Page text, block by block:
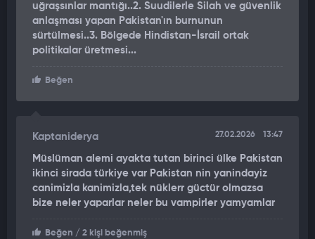
Sözcü Mücahid, iki ülke sınırı olarak kabul edilen Durand Hattı
boyunca Pakistan'a ait askeri tesislere yönelik kapsamlı
operasyonların başlatıldığını bildirmişti.
Pakistan Enformasyon Bakanlığı da Afganistan'ın
uğraşsınlar mantığı..2. Suudilerle Silah ve güvenlik
anlaşması yapan Pakistan'ın burnunun
sürtülmesi..3. Bölgede Hindistan-İsrail ortak
politikalar üretmesi...
Beğen
Kaptaniderya 27.02.2026 13:47
Müslüman alemi ayakta tutan birinci ülke Pakistan
ikinci sirada türkiye var Pakistan nin yanindayiz
canimizla kanimizla,tek nüklerr güctür olmazsa
bize neler yaparlar neler bu vampirler yamyamlar
Beğen / 2 kişi beğenmiş